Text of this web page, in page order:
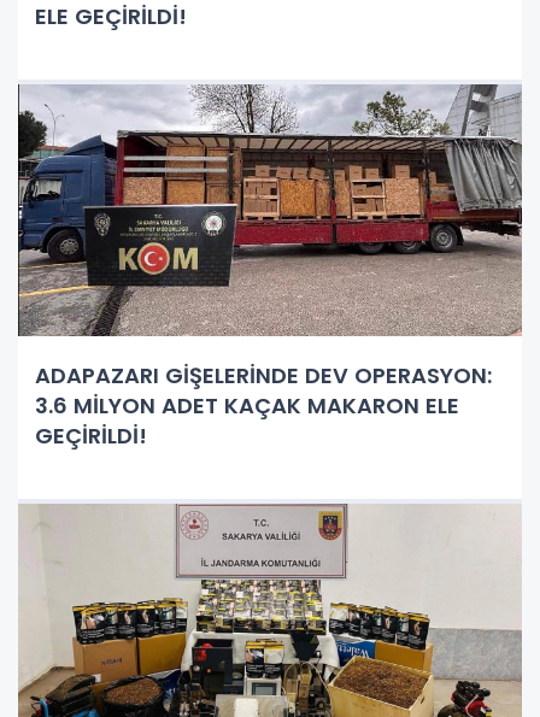
ELE GEÇİRİLDİ!
ADAPAZARI GİŞELERİNDE DEV OPERASYON:
3.6 MİLYON ADET KAÇAK MAKARON ELE
GEÇİRİLDİ!